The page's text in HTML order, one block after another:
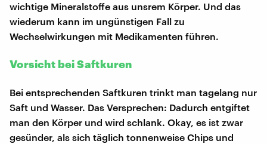
wichtige Mineralstoffe aus unsrem Körper. Und das
wiederum kann im ungünstigen Fall zu
Wechselwirkungen mit Medikamenten führen.
Vorsicht bei Saftkuren
Bei entsprechenden Saftkuren trinkt man tagelang nur
Saft und Wasser. Das Versprechen: Dadurch entgiftet
man den Körper und wird schlank. Okay, es ist zwar
gesünder, als sich täglich tonnenweise Chips und